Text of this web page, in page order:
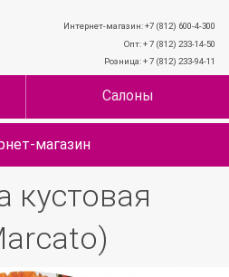
Интернет-магазин: +7 (812) 600-4-300
Опт: + 7 (812) 233-14-50
Розница: + 7 (812) 233-94-11
Салоны
магазин
кустовая